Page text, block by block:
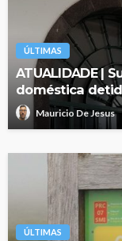
ÚLTIMAS
ATUALIDADE |
doméstica
Mauricio De Jesus
ÚLTIMAS